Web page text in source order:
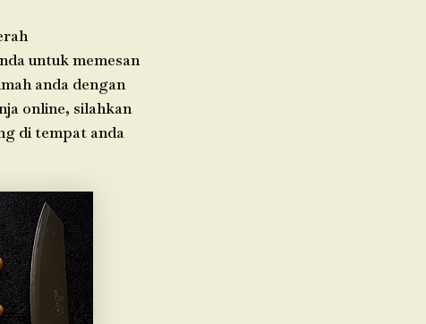
untuk memesan
anda dengan
online, silahkan
di tempat anda